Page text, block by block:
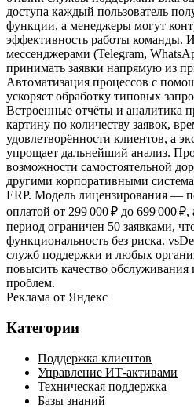
доступа каждый пользователь
функции, а менеджеры могут
эффективность работы команды.
мессенджерами (Telegram,
принимать заявки напрямую из
Автоматизация процессов с
ускоряет обработку типовых
Встроенные отчёты и аналитика
картину по количеству заявок,
удовлетворённости клиентов, а
упрощает дальнейший анализ.
возможности самостоятельной
другими корпоративными
ERP. Модель лицензирования —
оплатой от 299 000 ₽ до 699 000
период ограничен 50 заявками,
функциональность без риска.
служб поддержки и любых
повысить качество
проблем.
Реклама от Яндекс
Категории
Поддержка клиентов
Управление ИТ-активами
Техническая поддержка
Базы знаний